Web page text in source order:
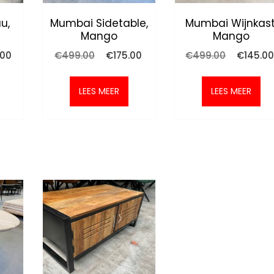
Mumbai Sidetable,
Mango
€499.00
Oorspronkelijke
was:
€499.00.
€175.00
LEES MEER
Mumbai
Mango
€499.00
was:
€499.00.
€145.00
LEES MEER